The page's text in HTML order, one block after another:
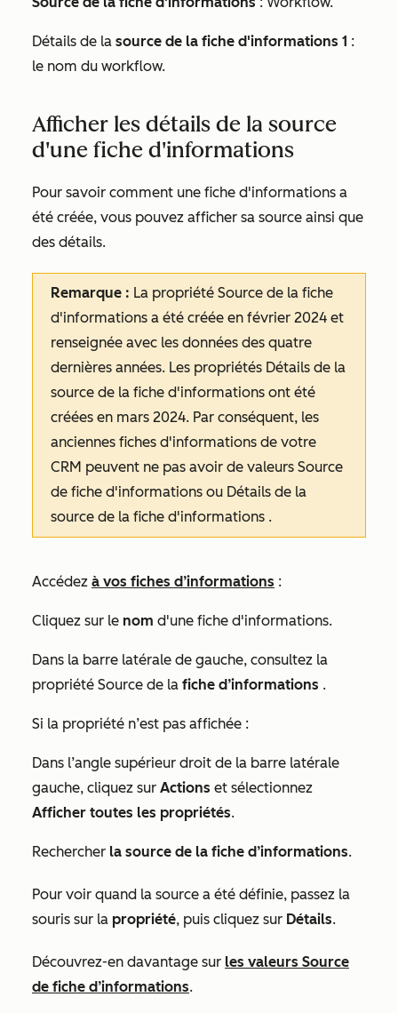
Détails de la source de la fiche d'informations 1 :
le nom du workflow.
Afficher les détails de la source
d'une fiche d'informations
Pour savoir comment une fiche d'informations a
été créée, vous pouvez afficher sa source ainsi que
des détails.
Remarque : La propriété Source de la fiche
d'informations a été créée en février 2024 et
renseignée avec les données des quatre
dernières années. Les propriétés Détails de la
source de la fiche d'informations ont été
créées en mars 2024. Par conséquent, les
anciennes fiches d'informations de votre
CRM peuvent ne pas avoir de valeurs Source
de fiche d'informations ou Détails de la
source de la fiche d'informations .
Accédez à vos fiches d’informations :
Cliquez sur le nom d'une fiche d'informations.
Dans la barre latérale de gauche, consultez la
propriété Source de la fiche d’informations .
Si la propriété n’est pas affichée :
Dans l’angle supérieur droit de la barre latérale
gauche, cliquez sur Actions et sélectionnez
Afficher toutes les propriétés.
Rechercher la source de la fiche d’informations.
Pour voir quand la source a été définie, passez la
souris sur la propriété, puis cliquez sur Détails.
Découvrez-en davantage sur les valeurs Source
de fiche d’informations.